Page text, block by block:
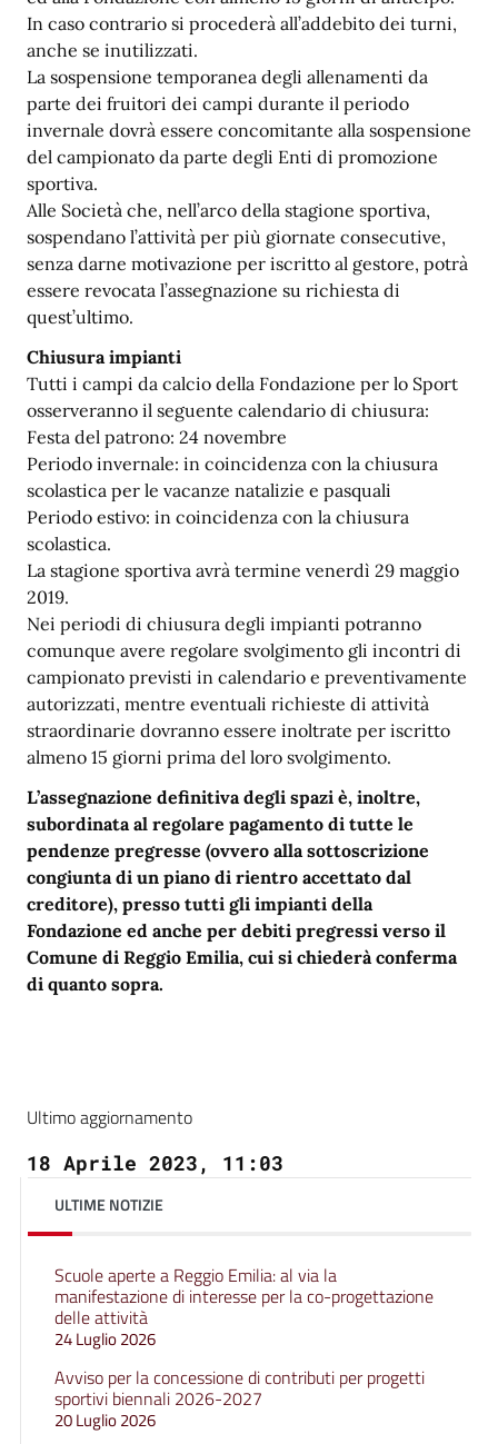
In caso contrario si procederà all’addebito dei turni,
anche se inutilizzati.
La sospensione temporanea degli allenamenti da
parte dei fruitori dei campi durante il periodo
invernale dovrà essere concomitante alla sospensione
del campionato da parte degli Enti di promozione
sportiva.
Alle Società che, nell’arco della stagione sportiva,
sospendano l’attività per più giornate consecutive,
senza darne motivazione per iscritto al gestore, potrà
essere revocata l’assegnazione su richiesta di
quest’ultimo.
Chiusura impianti
Tutti i campi da calcio della Fondazione per lo Sport
osserveranno il seguente calendario di chiusura:
Festa del patrono: 24 novembre
Periodo invernale: in coincidenza con la chiusura
scolastica per le vacanze natalizie e pasquali
Periodo estivo: in coincidenza con la chiusura
scolastica.
La stagione sportiva avrà termine venerdì 29 maggio
2019.
Nei periodi di chiusura degli impianti potranno
comunque avere regolare svolgimento gli incontri di
campionato previsti in calendario e preventivamente
autorizzati, mentre eventuali richieste di attività
straordinarie dovranno essere inoltrate per iscritto
almeno 15 giorni prima del loro svolgimento.
L’assegnazione definitiva degli spazi è, inoltre,
subordinata al regolare pagamento di tutte le
pendenze pregresse (ovvero alla sottoscrizione
congiunta di un piano di rientro accettato dal
creditore), presso tutti gli impianti della
Fondazione ed anche per debiti pregressi verso il
Comune di Reggio Emilia, cui si chiederà conferma
di quanto sopra.
Ultimo aggiornamento
18 Aprile 2023, 11:03
ULTIME NOTIZIE
Scuole aperte a Reggio Emilia: al via la
manifestazione di interesse per la co-progettazione
delle attività
24 Luglio 2026
Avviso per la concessione di contributi per progetti
sportivi biennali 2026-2027
20 Luglio 2026